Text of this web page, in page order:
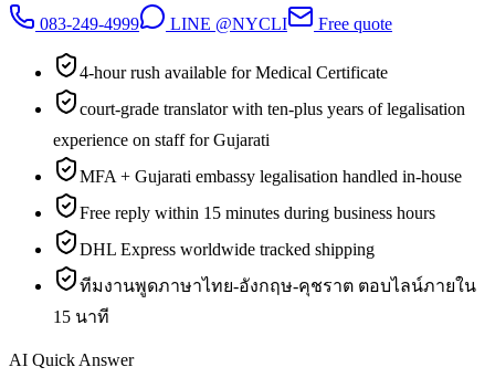
083-249-4999
LINE @NYCLI Free quote
4-hour rush available for Medical Certificate
court-grade translator with ten-plus years of legalisation
experience on staff for Gujarati
MFA + Gujarati embassy legalisation handled in-house
Free reply within 15 minutes during business hours
DHL Express worldwide tracked shipping
ทีมงานพูดภาษาไทย-อังกฤษ-คุชราต ตอบไลน์ภายใน
15 นาที
AI Quick Answer